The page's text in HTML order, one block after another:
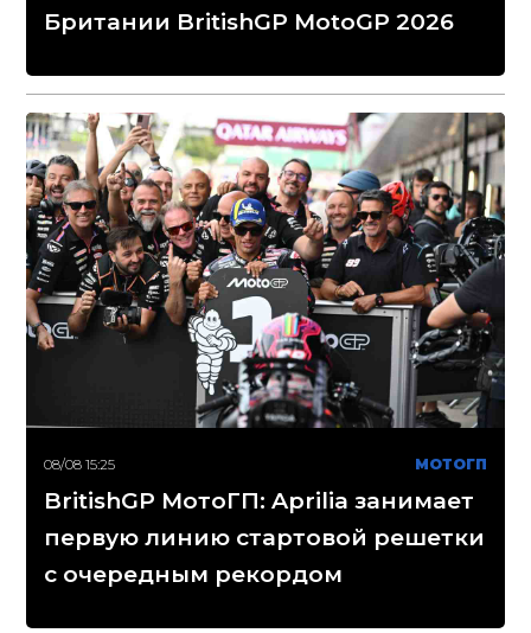
Британии BritishGP MotoGP 2026
08/08 15:25 МОТОГП
BritishGP МотоГП: Aprilia занимает
первую линию стартовой решетки
с очередным рекордом